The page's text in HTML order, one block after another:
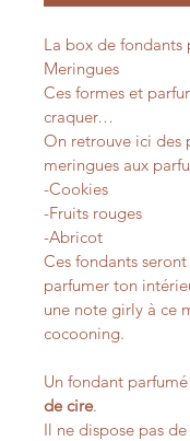
La box de fondants
Meringues
Ces formes et
craquer…
On retrouve ici des
meringues aux
-Cookies
-Fruits rouges
-Abricot
Ces fondants
parfumer ton
une note girly à ce
cocooning.
Un fondant
de cire.
Il ne dispose pas